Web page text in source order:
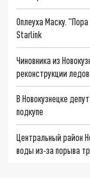
Оплеуха Маску.
Starlink
Чиновника из
реконструкции
В Новокузнецке
подкупе
Центральный район
воды из-за порыва